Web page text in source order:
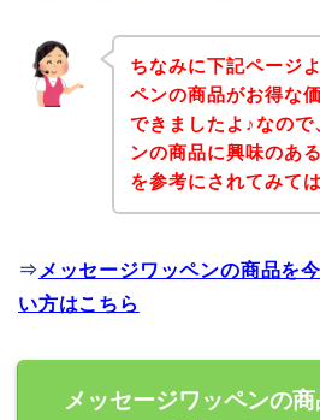
ちなみに下記ページ
ペンの商品がお得な
できましたよ♪なの
ンの商品に興味のあ
を参考にされてみて
⇒ メッセージワッペンの商品を
い方はこちら
メッセージワッペンの